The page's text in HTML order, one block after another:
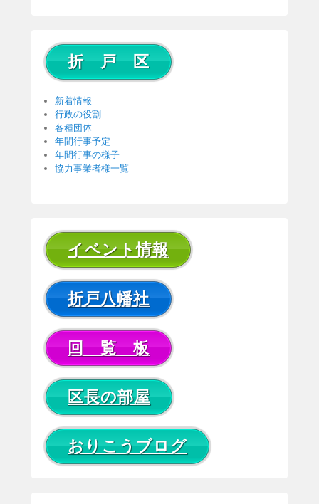
折 戸 区
新着情報
行政の役割
各種団体
年間行事予定
年間行事の様子
協力事業者様一覧
イベント情報
折戸八幡社
回 覧 板
区長の部屋
おりこうブログ